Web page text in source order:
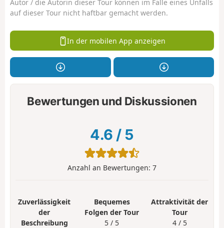
Autor / die Autorin dieser Tour können im Falle eines Unfalls
auf dieser Tour nicht haftbar gemacht werden.
In der mobilen App anzeigen
Bewertungen und Diskussionen
4.6 / 5
Anzahl an Bewertungen: 7
Zuverlässigkeit
der
Beschreibung
Bequemes
Folgen der Tour
5 / 5
Attraktivität der
Tour
4 / 5